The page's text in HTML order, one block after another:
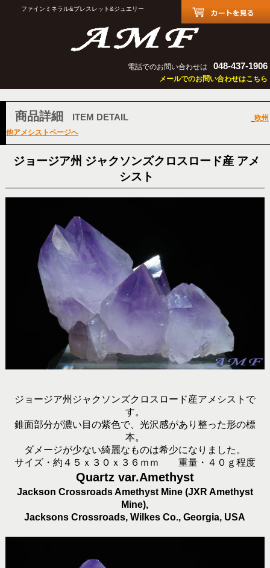
ファインミネラル&ブレスレット&ジュエリー
電話でのお問い合わせは 048-437-1906
メールでのお問い合わせはこちら
商品詳細 ITEM DETAIL
欧州
他アメシストページへ
ジョージア州 ジャクソンズクロスロード産 アメ
シスト
ジョージア州ジャクソンズクロスロード産アメシストで
す。
錐面部分が濃い目の紫色で、光沢感があり整った形の標
本。
ダメージが少ない綺麗なものは希少になりました。
サイズ・約４５ｘ３０ｘ３６ｍｍ 重量・４０ｇ程度
Quartz var.Amethyst
Jackson Crossroads Amethyst Mine (JXR Amethyst
Mine),
Jacksons Crossroads, Wilkes Co., Georgia, USA